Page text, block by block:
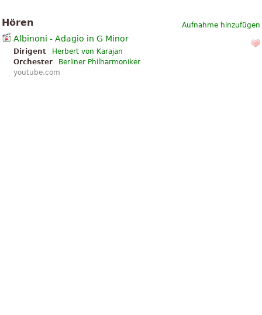
Aufnahme hinzufügen
Hören
Albinoni - Adagio in G Minor
Dirigent
Herbert von Karajan
Orchester
Berliner Philharmoniker
youtube.com